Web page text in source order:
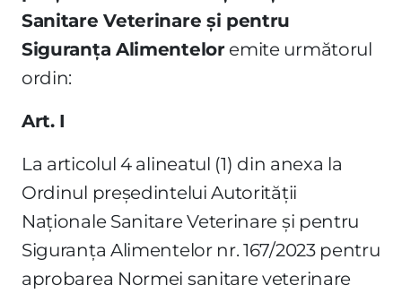
Sanitare Veterinare şi pentru
Siguranţa Alimenteloremite următorul
ordin:
Art. I
La articolul 4 alineatul (1) din anexa la
Ordinul preşedintelui Autorităţii
Naţionale Sanitare Veterinare şi pentru
Siguranţa Alimentelor nr. 167/2023 pentru
aprobarea Normei sanitare veterinare